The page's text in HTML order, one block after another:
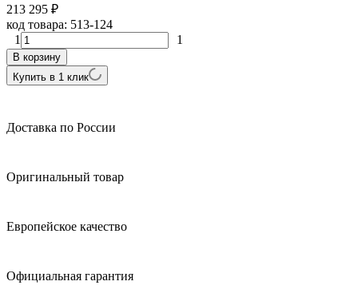
213 295 ₽
код товара: 513-124
1
1
В корзину
Купить в 1 клик
Доставка по России
Оригинальный товар
Европейское качество
Официальная гарантия